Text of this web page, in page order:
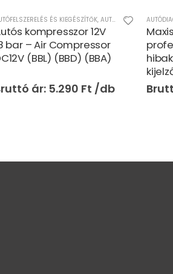
ÉS KIEGÉSZÍTŐK, AUTÓS TERMÉKEK ,
kompresszor 12V
bar – Air Compressor
(BBL) (BBD) (BBA)
5.290 Ft